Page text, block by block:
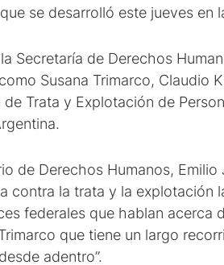
se desarrolló este jueves en
Secretaría de Derechos
Susana Trimarco, Claudio
Trata y Explotación de
de Derechos Humanos,
contra la trata y la
federales que hablan acerca
que tiene un largo
adentro”.